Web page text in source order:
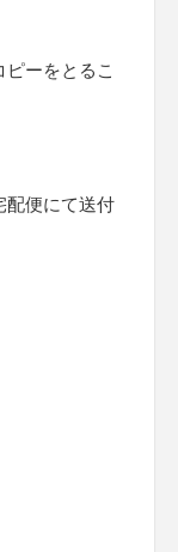
ーをとるこ
配便にて送付